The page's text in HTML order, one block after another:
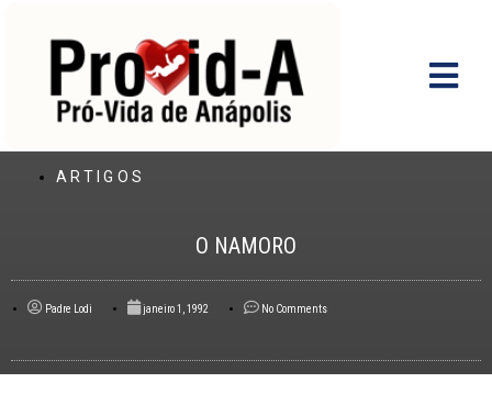
ARTIGOS
O NAMORO
Padre Lodi janeiro 1, 1992 No Comments